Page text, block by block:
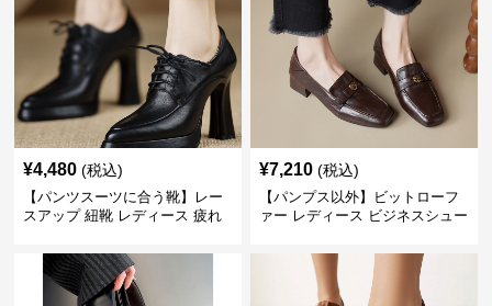
¥4,480 (税込)
【パンツスーツに合う靴】レー
スアップ 紐靴 レディース 疲れ
ビジネスシューズ
¥7,210 (税込)
【パンプス以外】ビットローフ
ァー レディース ビジネスシュー
トゥ 疲れない スーツ